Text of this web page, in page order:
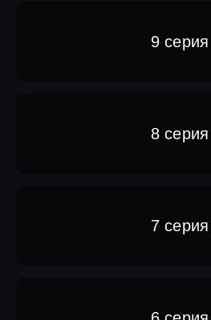
9 серия
8 серия
7 серия